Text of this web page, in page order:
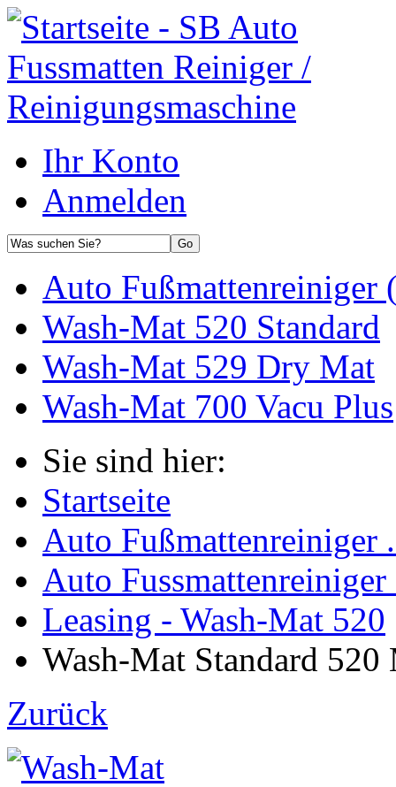
Ihr Konto
Anmelden
Auto Fußmattenreiniger
Wash-Mat 520 Standard
Wash-Mat 529 Dry Mat
Wash-Mat 700 Vacu Plus
Sie sind hier:
Startseite
Auto Fußmattenreiniger
Auto Fussmattenreiniger
Leasing - Wash-Mat 520
Wash-Mat Standard 520
Zurück